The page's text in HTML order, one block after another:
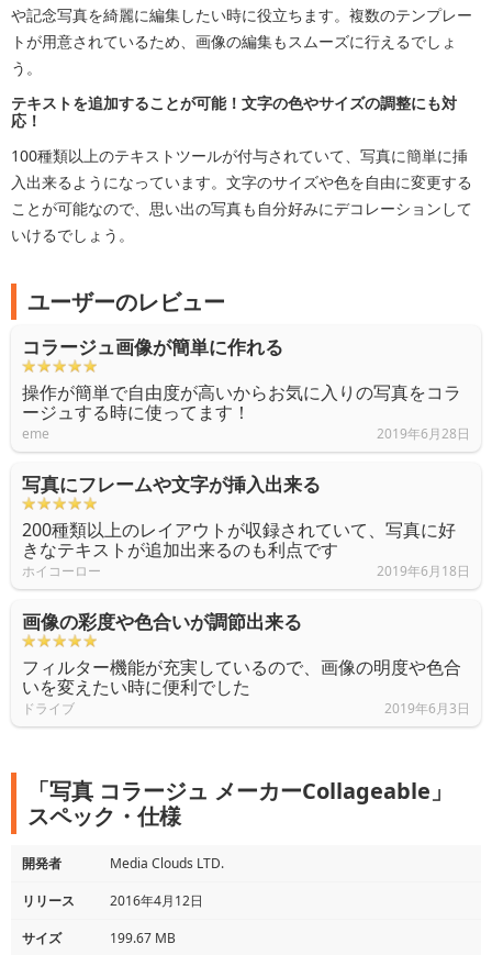
や記念写真を綺麗に編集したい時に役立ちます。複数のテンプレー
トが用意されているため、画像の編集もスムーズに行えるでしょ
う。
テキストを追加することが可能！文字の色やサイズの調整にも対
応！
100種類以上のテキストツールが付与されていて、写真に簡単に挿
入出来るようになっています。文字のサイズや色を自由に変更する
ことが可能なので、思い出の写真も自分好みにデコレーションして
いけるでしょう。
ユーザーのレビュー
コラージュ画像が簡単に作れる
操作が簡単で自由度が高いからお気に入りの写真をコラ
ージュする時に使ってます！
eme 2019年6月28日
写真にフレームや文字が挿入出来る
200種類以上のレイアウトが収録されていて、写真に好
きなテキストが追加出来るのも利点です
ホイコーロー 2019年6月18日
画像の彩度や色合いが調節出来る
フィルター機能が充実しているので、画像の明度や色合
いを変えたい時に便利でした
ドライブ 2019年6月3日
「写真 コラージュ メーカーCollageable」
スペック・仕様
開発者
Media Clouds LTD.
リリース
2016年4月12日
サイズ
199.67 MB